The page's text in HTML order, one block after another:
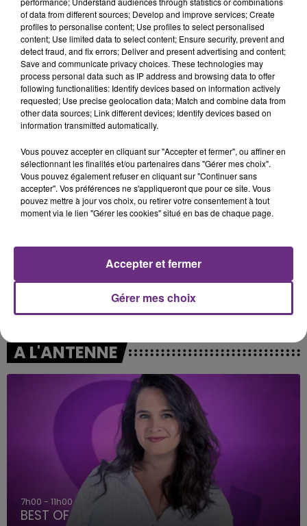
TOVE LO & STROMAE
Des Fleurs
BRUNO MARS
I Just Might
0h49
0h49 0h47
0h47
PIERRE DE MAERE
Je Pense A Vous
A L'ANTENNE
7h00 - 11h00
BEST OF
of data from different sources; Develop and improve services; Create
profiles to personalise content; Use profiles to select personalised
content; Use limited data to select content; Ensure security, prevent and
detect fraud, and fix errors; Deliver and present advertising and content;
Save and communicate privacy choices. These technologies may
process personal data such as IP address and browsing data to offer
following functionalities: Identify devices based on information actively
requested; Use precise geolocation data; Match and combine data from
other data sources; Link different devices; Identify devices based on
information transmitted automatically.
Vous pouvez accepter en cliquant sur "Accepter et fermer", ou affiner en
sélectionnant les finalités et/ou partenaires dans "Gérer mes choix".
Vous pouvez également refuser en cliquant sur "Continuer sans
accepter". Vos préférences ne s'appliqueront que pour ce site. Vous
pouvez mettre à jour vos choix, ou retirer votre consentement à tout
moment via le lien "Gérer les cookies" situé en bas de chaque page.
Gérer mes choix
Accepter et fermer